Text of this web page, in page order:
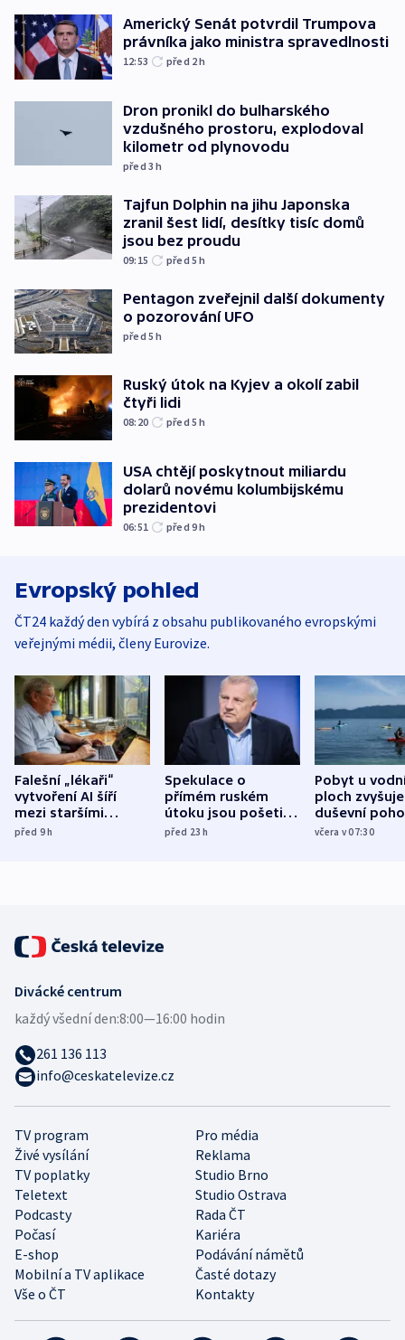
Americký Senát potvrdil Trumpova
právníka jako ministra spravedlnosti
12:53 před 2h
Dron pronikl do bulharského
vzdušného prostoru, explodoval
kilometr od plynovodu
před 3h
Tajfun Dolphin na jihu Japonska
zranil šest lidí, desítky tisíc domů
jsou bez proudu
09:15 před 5h
Pentagon zveřejnil další dokumenty
o pozorování UFO
před 5h
Ruský útok na Kyjev a okolí zabil
čtyři lidi
08:20 před 5h
USA chtějí poskytnout miliardu
dolarů novému kolumbijskému
prezidentovi
06:51 před 9h
Evropský pohled
ČT24 každý den vybírá z obsahu publikovaného evropskými
veřejnými médii, členy Eurovize.
Falešní „lékaři“
vytvoření AI šíří
mezi staršími
Poláky nebezpečné
před 9h
Spekulace o
přímém ruském
útoku jsou pošetilé,
míní estonský
před 23h
Pobyt u
ploch zvyšuje
duševní
ukázala
včera v 07:30
TV program
Pro média
Živé vysílání
Reklama
TV poplatky
Studio Brno
Teletext
Studio Ostrava
Podcasty
Rada ČT
Počasí
Kariéra
E-shop
Podávání námětů
Mobilní a TV aplikace
Časté dotazy
Vše o ČT
Kontakty
Divácké centrum
každý všední den:8:00—16:00 hodin
261 136 113
info@ceskatelevize.cz